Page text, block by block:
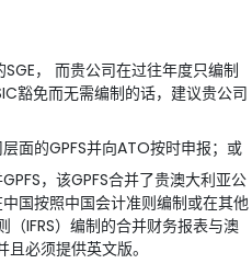
， 而贵公司在过往年度只编制
豁免而无需编制的话，建议贵公司
面的GPFS并向ATO按时申报；或
，该GPFS合并了贵澳大利亚公
国按照中国会计准则编制或在其他
IFRS）编制的合并财务报表与澳
必须提供英文版。